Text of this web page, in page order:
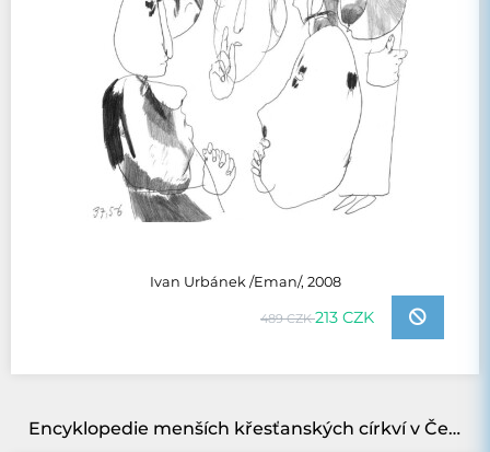
Ivan Urbánek /Eman/, 2008
489 CZK213 CZK
Encyklopedie menších křesťanských církví v České republice